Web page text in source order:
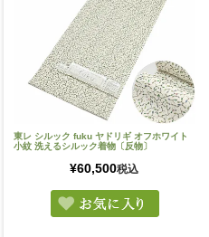
東レ シルック fuku ヤドリギ オフホワイト
小紋 洗えるシルック着物〔反物〕
¥60,500税込